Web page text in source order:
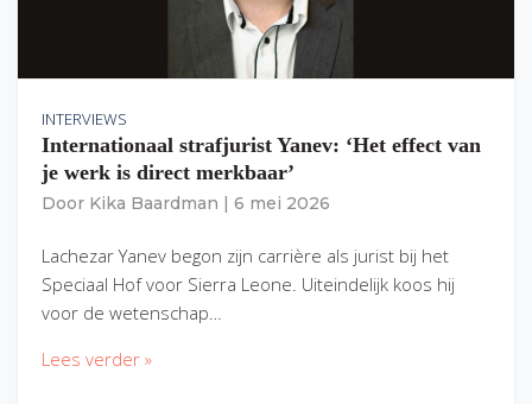
INTERVIEWS
Internationaal strafjurist Yanev: ‘Het effect van
je werk is direct merkbaar’
Door Kika Baardman 6 mei 2026
Lachezar Yanev begon zijn carrière als jurist bij het
Speciaal Hof voor Sierra Leone. Uiteindelijk koos hij
voor de wetenschap…
Lees verder »